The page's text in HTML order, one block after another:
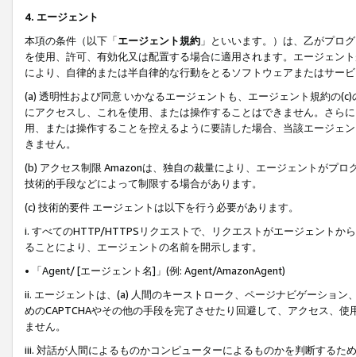
4. エージェント
本項の条件（以下「エージェント規約 」といいます。）は、乙がプロ
を使用、許可、有効化又は配置する場合に適用されます。エージェン
により、自律的または半自律的な行動をとるソフトウェアまたはサー
(a) 透明性および同意 いかなるエージェントも、エージェント規約の
にアクセスし、これを使用、または操作することはできません。さら
用、または操作することを控えるように要請した場合、当該エージェ
きません。
(b) アクセス制限 Amazonは、独自の裁量により、エージェントがプ
技術的手段などによって制限する場合があります。
(c) 技術的要件 エージェントは以下を行う必要があります。
i. すべてのHTTP/HTTPSリクエストで、リクエストがエージェントか
ることにより、エージェントの名前を開示します。
• 「Agent/ [エージェント名]」(例: Agent/AmazonAgent)
ii. エージェントは、(a) 人間のキーストローク、ページナビゲーショ
めのCAPTCHAやその他の手段を完了させたり回避して、アクセス、
ません。
iii. 対話が人間によるものかコンピューターによるものかを判断するた